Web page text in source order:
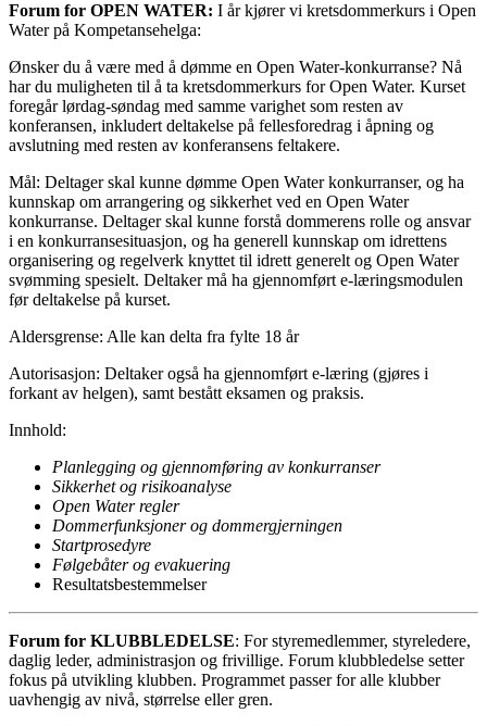
Forum for OPEN WATER: I år kjører vi kretsdommerkurs i Open
Water på Kompetansehelga:
Ønsker du å være med å dømme en Open Water-konkurranse? Nå
har du muligheten til å ta kretsdommerkurs for Open Water. Kurset
foregår lørdag-søndag med samme varighet som resten av
konferansen, inkludert deltakelse på fellesforedrag i åpning og
avslutning med resten av konferansens feltakere.
Mål: Deltager skal kunne dømme Open Water konkurranser, og ha
kunnskap om arrangering og sikkerhet ved en Open Water
konkurranse. Deltager skal kunne forstå dommerens rolle og ansvar
i en konkurransesituasjon, og ha generell kunnskap om idrettens
organisering og regelverk knyttet til idrett generelt og Open Water
svømming spesielt. Deltaker må ha gjennomført e-læringsmodulen
før deltakelse på kurset.
Aldersgrense: Alle kan delta fra fylte 18 år
Autorisasjon: Deltaker også ha gjennomført e-læring (gjøres i
forkant av helgen), samt bestått eksamen og praksis.
Innhold:
Planlegging og gjennomføring av konkurranser
Sikkerhet og risikoanalyse
Open Water regler
Dommerfunksjoner og dommergjerningen
Startprosedyre
Følgebåter og evakuering
Resultatsbestemmelser
Forum for KLUBBLEDELSE: For styremedlemmer, styreledere,
daglig leder, administrasjon og frivillige. Forum klubbledelse setter
fokus på utvikling klubben. Programmet passer for alle klubber
uavhengig av nivå, størrelse eller gren.